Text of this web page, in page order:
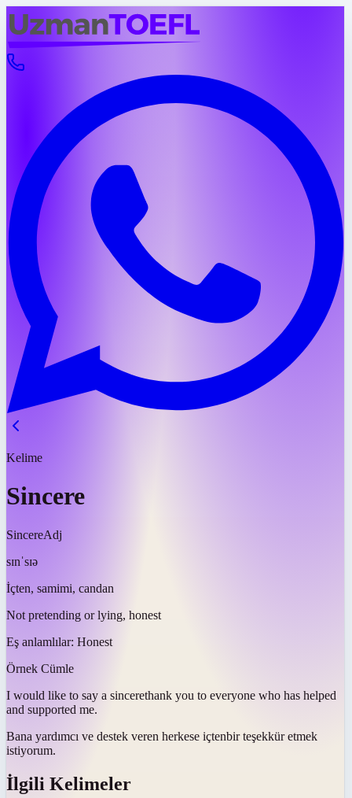
Kelime
Sincere
SincereAdj
sɪnˈsɪə
İçten, samimi, candan
Not pretending or lying, honest
Eş anlamlılar: Honest
Örnek Cümle
I would like to say a sincerethank you to everyone who has helped
and supported me.
Bana yardımcı ve destek veren herkese içtenbir teşekkür etmek
istiyorum.
İlgili Kelimeler